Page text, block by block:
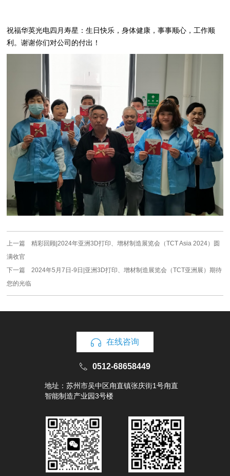
祝福华英光电四月寿星：生日快乐，身体健康，事事顺心，工作顺
利。谢谢你们对公司的付出！
上一篇精彩回顾|2024年亚洲3D打印、增材制造展览会（TCT Asia 2024）圆
满收官
下一篇2024年5月7日-9日|亚洲3D打印、增材制造展览会（TCT亚洲展）期待
您的光临
在线咨询
0512-68658449
地址：苏州市吴中区甪直镇张庆街1号甪直
智能制造产业园3号楼